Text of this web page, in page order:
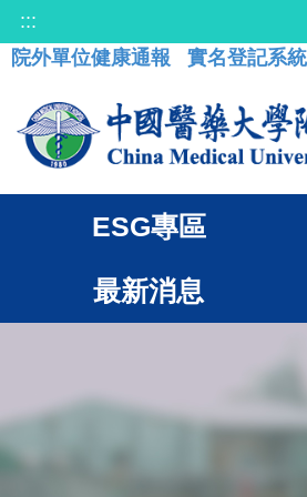
:::
院外單位健康通報
實名登記系統
ESG專區
最新消息